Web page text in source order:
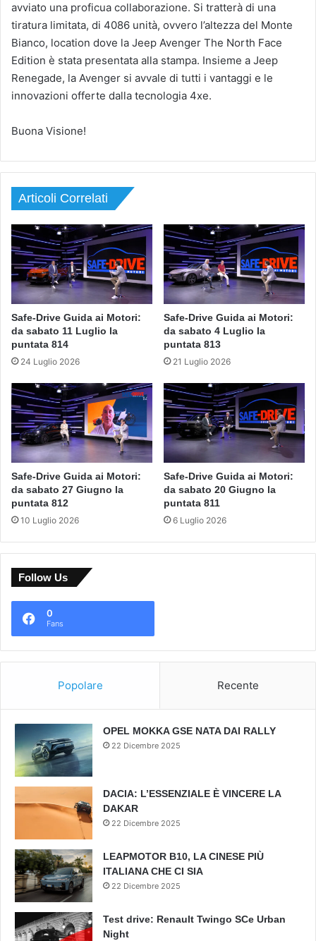
avviato una proficua collaborazione. Si tratterà di una
tiratura limitata, di 4086 unità, ovvero l’altezza del Monte
Bianco, location dove la Jeep Avenger The North Face
Edition è stata presentata alla stampa. Insieme a Jeep
Renegade, la Avenger si avvale di tutti i vantaggi e le
innovazioni offerte dalla tecnologia 4xe.
Buona Visione!
Articoli Correlati
Safe-Drive Guida ai Motori:
da sabato 11 Luglio la
puntata 814
24 Luglio 2026
Safe-Drive Guida ai Motori:
da sabato 4 Luglio la
puntata 813
21 Luglio 2026
Safe-Drive Guida ai Motori:
da sabato 27 Giugno la
puntata 812
10 Luglio 2026
Safe-Drive Guida ai Motori:
da sabato 20 Giugno la
puntata 811
6 Luglio 2026
Follow Us
0
Fans
Popolare Recente
OPEL MOKKA GSE NATA DAI RALLY
22 Dicembre 2025
DACIA: L’ESSENZIALE È VINCERE LA
DAKAR
22 Dicembre 2025
LEAPMOTOR B10, LA CINESE PIÙ
ITALIANA CHE CI SIA
22 Dicembre 2025
Test drive: Renault Twingo SCe Urban
Night